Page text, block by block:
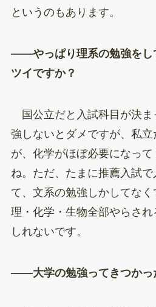
というのもあります。
——やっぱり理系の勉強をし
ツイですか？
国公立だと入試科目が決ま
強しないとダメですが、私
が、化学がほぼ必要になっ
ね。ただ、たまに推薦入試
て、文系の勉強しかしてな
理・化学・生物全部やらさ
しれないです。
——大学の勉強ってきつかっ